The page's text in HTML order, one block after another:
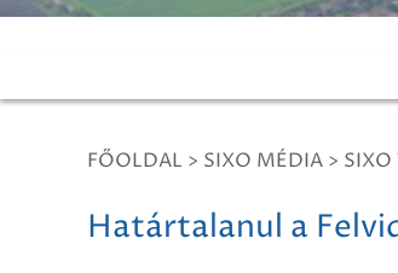
FŐOLDAL > SIXO MÉDIA > SIXO
Határtalanul a